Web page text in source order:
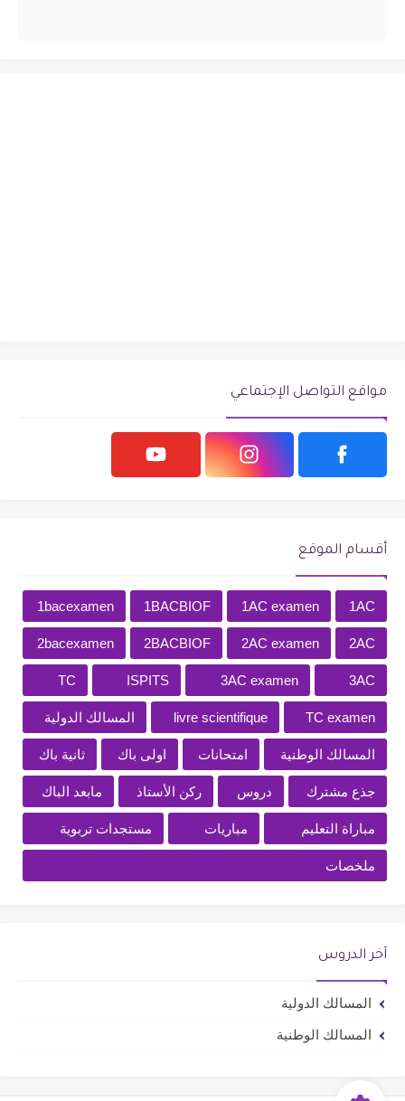
مواقع التواصل الإجتماعي
أقسام الموقع
1AC
1AC examen
1BACBIOF
1bacexamen
2AC
2AC examen
2BACBIOF
2bacexamen
3AC
3AC examen
ISPITS
TC
TC examen
livre scientifique المسالك الدولية
المسالك الوطنية امتحانات اولى باك ثانية باك
جذع مشترك دروس ركن الأستاذ مابعد الباك
مباراة التعليم مباريات مستجدات تربوية
ملخصات
آخر الدروس
المسالك الدولية
المسالك الوطنية